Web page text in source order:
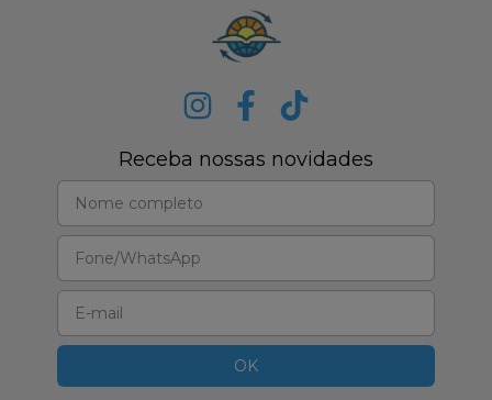
Receba nossas novidades